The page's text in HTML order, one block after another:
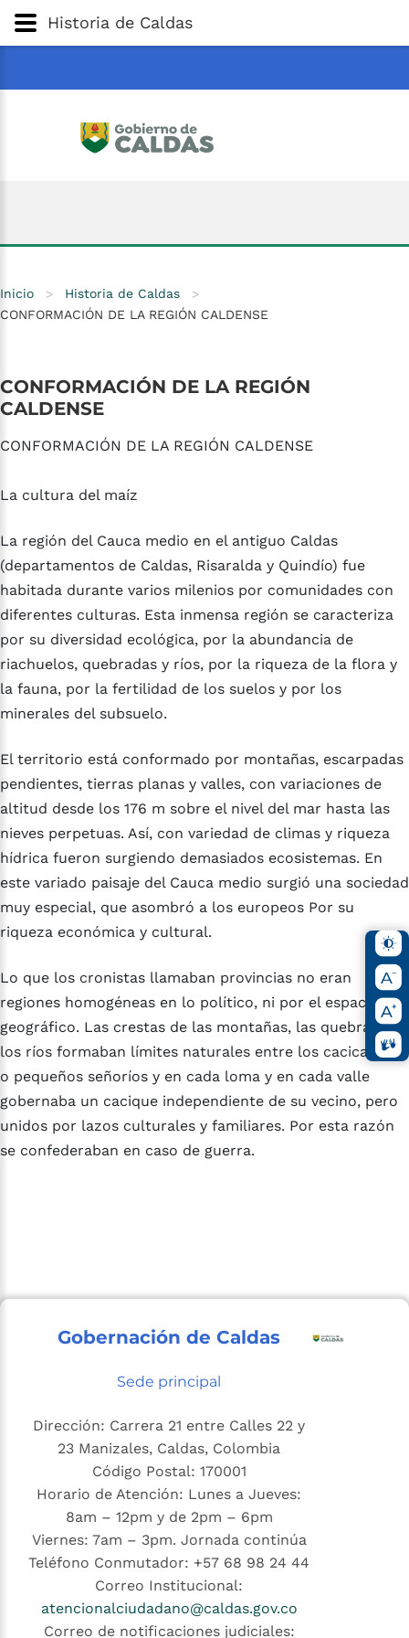
Gobernación
Historia de Caldas
Inicio > Historia de Caldas
>
CONFORMACIÓN DE LA REGIÓN CALDENSE
CONFORMACIÓN DE LA REGIÓN
CALDENSE
CONFORMACIÓN DE LA REGIÓN CALDENSE
La cultura del maíz
La región del Cauca medio en el antiguo Caldas
(departamentos de Caldas, Risaralda y Quindío) fue
habitada durante varios milenios por comunidades con
diferentes culturas. Esta inmensa región se caracteriza
por su diversidad ecológica, por la abundancia de
riachuelos, quebradas y ríos, por la riqueza de la flora y
la fauna, por la fertilidad de los suelos y por los
minerales del subsuelo.
El territorio está conformado por montañas, escarpadas
pendientes, tierras planas y valles, con variaciones de
altitud desde los 176 m sobre el nivel del mar hasta las
nieves perpetuas. Así, con variedad de climas y riqueza
hídrica fueron surgiendo demasiados ecosistemas. En
este variado paisaje del Cauca medio surgió una sociedad
muy especial, que asombró a los europeos Por su
riqueza económica y cultural.
Lo que los cronistas llamaban provincias no eran
regiones homogéneas en lo político, ni por el espacio
geográfico. Las crestas de las montañas, las quebradas y
los ríos formaban límites naturales entre los cacicazgos
o pequeños señoríos y en cada loma y en cada valle
gobernaba un cacique independiente de su vecino, pero
unidos por lazos culturales y familiares. Por esta razón
se confederaban en caso de guerra.
Gobernación de Caldas
Sede principal
Dirección: Carrera 21 entre Calles 22 y
23 Manizales, Caldas, Colombia
Código Postal: 170001
Horario de Atención: Lunes a Jueves:
8am – 12pm y de 2pm – 6pm
Viernes: 7am – 3pm. Jornada continúa
Teléfono Conmutador: +57 68 98 24 44
Correo Institucional:
atencionalciudadano@caldas.gov.co
Correo de notificaciones judiciales: